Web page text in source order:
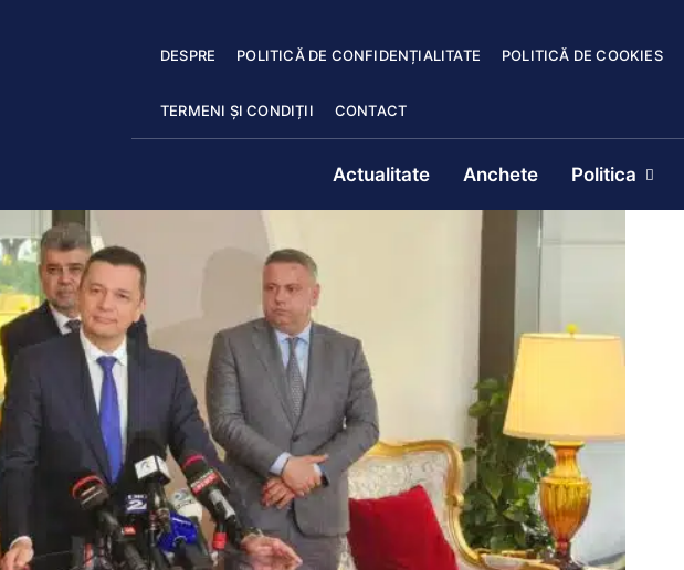
DESPRE POLITICĂ DE CONFIDENȚIALITATE POLITICĂ DE COOKIES
TERMENI ȘI CONDIȚII CONTACT
Actualitate Anchete Politica